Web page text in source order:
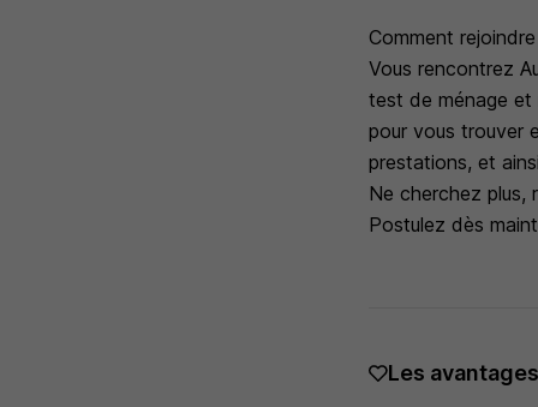
Comment
Vous rencontrez
test de ménage et
pour vous trouver
prestations, et
Ne cherchez plus,
Postulez dès
Les avantages